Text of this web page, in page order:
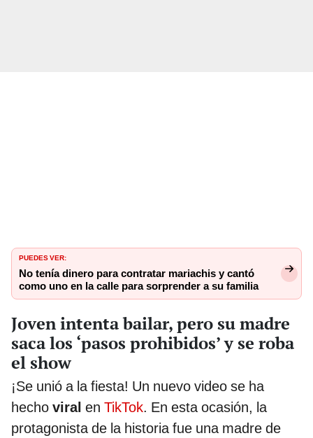
PUEDES VER:
No tenía dinero para contratar mariachis y cantó
como uno en la calle para sorprender a su familia
Joven intenta bailar, pero su madre
saca los ‘pasos prohibidos’ y se roba
el show
¡Se unió a la fiesta! Un nuevo video se ha
hecho viral en TikTok. En esta ocasión, la
protagonista de la historia fue una madre de